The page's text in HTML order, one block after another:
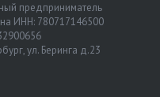
предприниматель
ИНН: 780717146500
ул. Беринга д.23